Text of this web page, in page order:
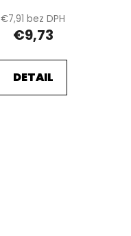
€7,91 bez DPH
€9,73
DETAIL